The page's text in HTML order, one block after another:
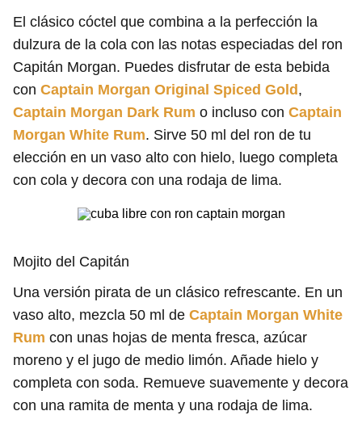
El clásico cóctel que combina a la perfección la
dulzura de la cola con las notas especiadas del ron
Capitán Morgan. Puedes disfrutar de esta bebida
con Captain Morgan Original Spiced Gold ,
Captain Morgan Dark Rum o incluso con Captain
Morgan White Rum. Sirve 50 ml del ron de tu
elección en un vaso alto con hielo, luego completa
con cola y decora con una rodaja de lima.
Mojito del Capitán
Una versión pirata de un clásico refrescante. En un
vaso alto, mezcla 50 ml de Captain Morgan White
Rum con unas hojas de menta fresca, azúcar
moreno y el jugo de medio limón. Añade hielo y
completa con soda. Remueve suavemente y decora
con una ramita de menta y una rodaja de lima.